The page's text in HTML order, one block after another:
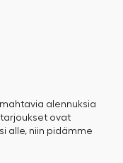
alennuksia
ovat
alle, niin pidämme